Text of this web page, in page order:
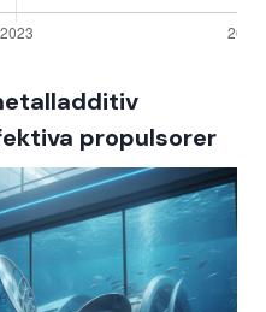
propulsorer